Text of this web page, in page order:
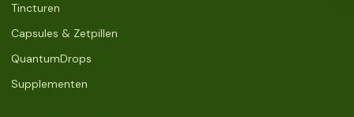
Tincturen
Capsules & Zetpillen
QuantumDrops
Supplementen